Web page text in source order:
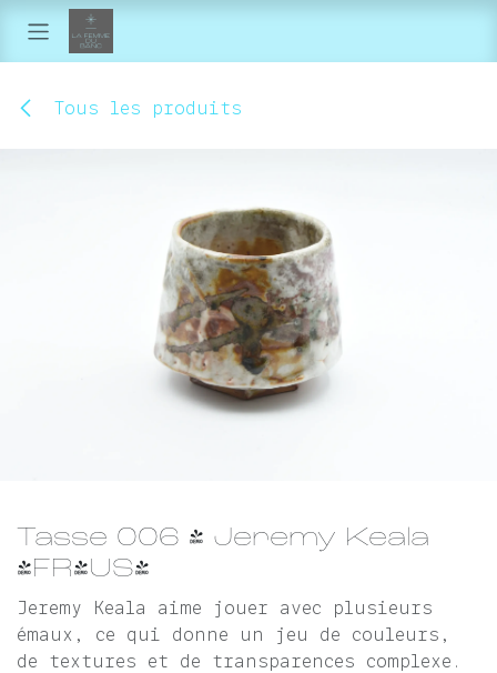
Se rendre au contenu
Tous les produits
Tasse 006 - Jeremy Keala
(FR/US)
Jeremy Keala aime jouer avec plusieurs
émaux, ce qui donne un jeu de couleurs,
de textures et de transparences complexe.